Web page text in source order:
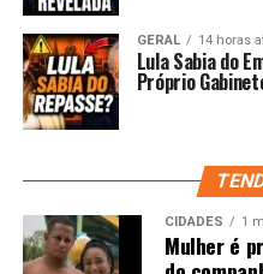
GERAL 14 horas
Lula Sabia do
Próprio
CIDADES 1
Mulher é